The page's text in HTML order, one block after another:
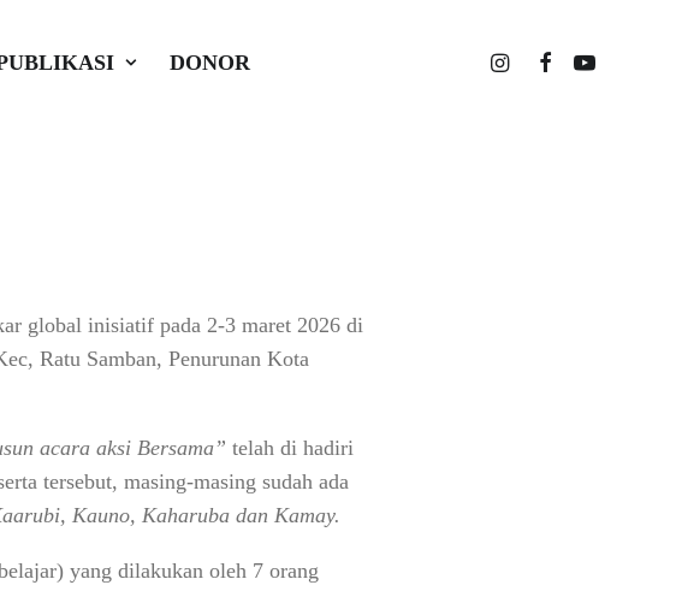
DONOR
Enggano
global inisiatif pada 2-3 maret 2026 di
Ratu Samban, Penurunan Kota
acara aksi Bersama” telah di hadiri
tersebut, masing-masing sudah ada
Kauno, Kaharuba dan Kamay.
yang dilakukan oleh 7 orang